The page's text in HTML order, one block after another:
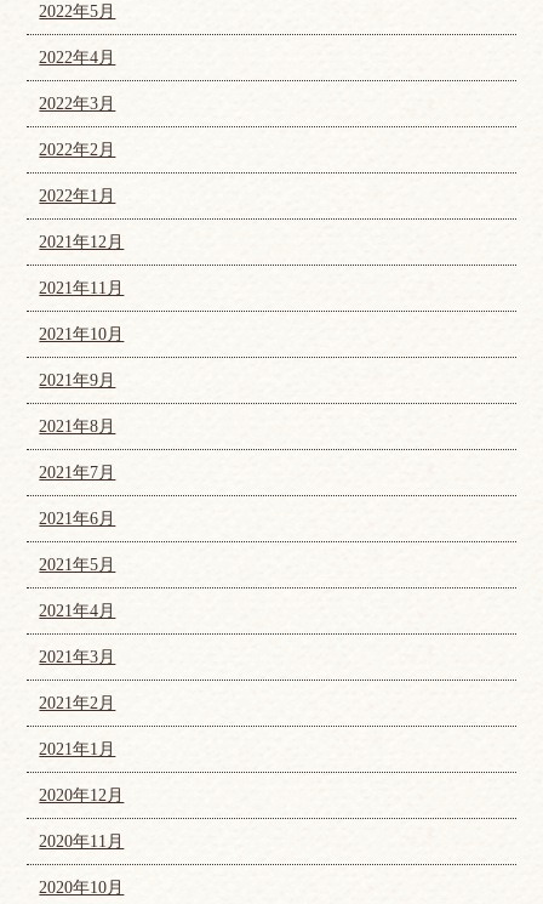
2022年5月
2022年4月
2022年3月
2022年2月
2022年1月
2021年12月
2021年11月
2021年10月
2021年9月
2021年8月
2021年7月
2021年6月
2021年5月
2021年4月
2021年3月
2021年2月
2021年1月
2020年12月
2020年11月
2020年10月